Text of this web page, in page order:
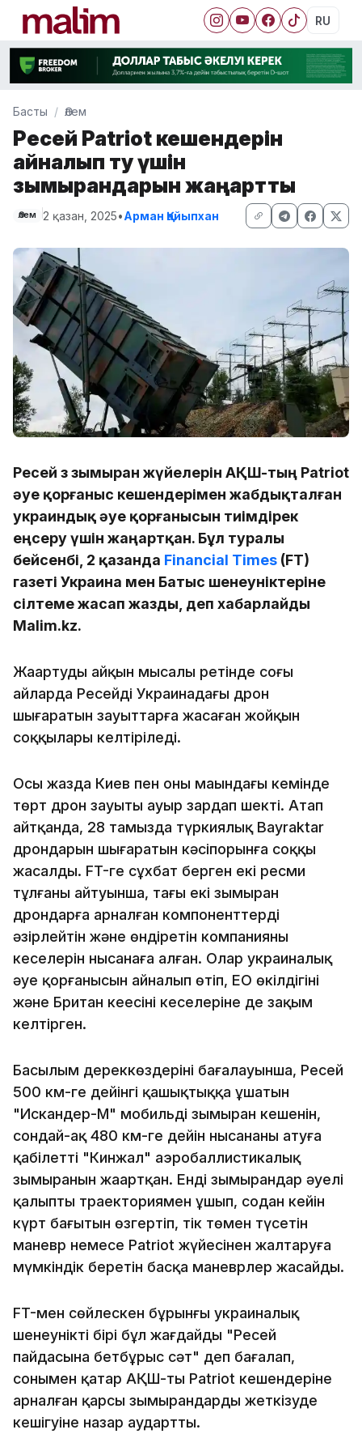
RU
Басты Әлем
Ресей Patriot кешендерін
айналып өту үшін
зымырандарын жаңартты
Әлем 2 қазан, 2025•Арман Қайыпхан
Ресей өз зымыран жүйелерін АҚШ-тың Patriot
әуе қорғаныс кешендерімен жабдықталған
украиндық әуе қорғанысын тиімдірек
еңсеру үшін жаңартқан. Бұл туралы
бейсенбі, 2 қазанда Financial Times (FT)
газеті Украина мен Батыс шенеуніктеріне
сілтеме жасап жазды, деп хабарлайды
Malim.kz.
Жаңартудың айқын мысалы ретінде соңғы
айларда Ресейдің Украинадағы дрон
шығаратын зауыттарға жасаған жойқын
соққылары келтіріледі.
Осы жазда Киев пен оның маңындағы кемінде
төрт дрон зауыты ауыр зардап шекті. Атап
айтқанда, 28 тамызда түркиялық Bayraktar
дрондарын шығаратын кәсіпорынға соққы
жасалды. FT-ге сұхбат берген екі ресми
тұлғаның айтуынша, тағы екі зымыран
дрондарға арналған компоненттерді
әзірлейтін және өндіретін компанияның
кеңселерін нысанаға алған. Олар украиналық
әуе қорғанысын айналып өтіп, ЕО өкілдігінің
және Британ кеңесінің кеңселеріне де зақым
келтірген.
Басылым дереккөздерінің бағалауынша, Ресей
500 км-ге дейінгі қашықтыққа ұшатын
"Искандер-М" мобильді зымыран кешенін,
сондай-ақ 480 км-ге дейін нысананы атуға
қабілетті "Кинжал" аэробаллистикалық
зымыранын жаңартқан. Енді зымырандар әуелі
қалыпты траекториямен ұшып, содан кейін
күрт бағытын өзгертіп, тік төмен түсетін
маневр немесе Patriot жүйесінен жалтаруға
мүмкіндік беретін басқа маневрлер жасайды.
FT-мен сөйлескен бұрынғы украиналық
шенеуніктің бірі бұл жағдайды "Ресей
пайдасына бетбұрыс сәт" деп бағалап,
сонымен қатар АҚШ-тың Patriot кешендеріне
арналған қарсы зымырандарды жеткізуде
кешігуіне назар аудартты.